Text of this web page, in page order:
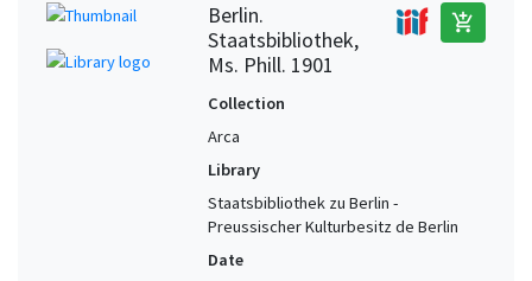
Berlin.
Staatsbibliothek,
Ms. Phill. 1901
add_shopping_cart
Collection
Arca
Library
Staatsbibliothek zu Berlin -
Preussischer Kulturbesitz de Berlin
Date